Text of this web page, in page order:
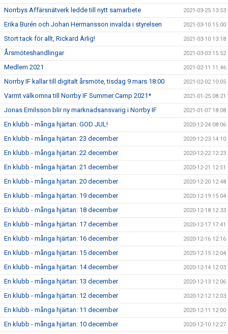
Norrbys Affärsnätverk ledde till nytt samarbete 2021-03-25 13:53
Erika Burén och Johan Hermansson invalda i styrelsen 2021-03-10 15:00
Stort tack för allt, Rickard Ärlig! 2021-03-10 13:18
Årsmöteshandlingar 2021-03-03 15:52
Medlem 2021 2021-02-11 11:46
Norrby IF kallar till digitalt årsmöte, tisdag 9 mars 18:00 2021-02-02 10:05
Varmt välkomna till Norrby IF Summer Camp 2021* 2021-01-25 08:21
Jonas Emilsson blir ny marknadsansvarig i Norrby IF 2021-01-07 18:08
En klubb - många hjärtan: GOD JUL! 2020-12-24 08:06
En klubb - många hjärtan: 23 december 2020-12-23 14:10
En klubb - många hjärtan: 22 december 2020-12-22 12:23
En klubb - många hjärtan: 21 december 2020-12-21 12:51
En klubb - många hjärtan: 20 december 2020-12-20 12:48
En klubb - många hjärtan: 19 december 2020-12-19 15:04
En klubb - många hjärtan: 18 december 2020-12-18 12:33
En klubb - många hjärtan: 17 december 2020-12-17 17:41
En klubb - många hjärtan: 16 december 2020-12-16 12:16
En klubb - många hjärtan: 15 december 2020-12-15 12:04
En klubb - många hjärtan: 14 december 2020-12-14 12:03
En klubb - många hjärtan: 13 december 2020-12-13 12:06
En klubb - många hjärtan: 12 december 2020-12-12 12:03
En klubb - många hjärtan: 11 december 2020-12-11 12:00
En klubb - många hjärtan: 10 december 2020-12-10 12:27